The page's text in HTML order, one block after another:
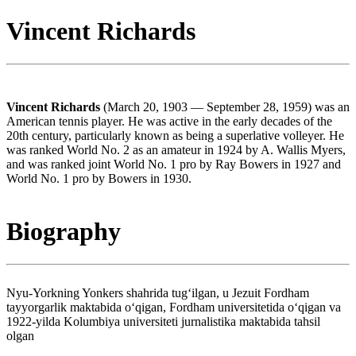
Vincent Richards
Vincent Richards (March 20, 1903 — September 28, 1959) was an
American tennis player. He was active in the early decades of the
20th century, particularly known as being a superlative volleyer. He
was ranked World No. 2 as an amateur in 1924 by A. Wallis Myers,
and was ranked joint World No. 1 pro by Ray Bowers in 1927 and
World No. 1 pro by Bowers in 1930.
Biography
Nyu-Yorkning Yonkers shahrida tugʻilgan, u Jezuit Fordham
tayyorgarlik maktabida oʻqigan, Fordham universitetida oʻqigan va
1922-yilda Kolumbiya universiteti jurnalistika maktabida tahsil
olgan